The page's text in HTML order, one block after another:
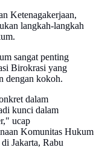
Ketenagakerjaan,
langkah-langkah
sangat penting
Birokrasi yang
dengan kokoh.
dalam
kunci dalam
ucap
Komunitas Hukum
Jakarta, Rabu